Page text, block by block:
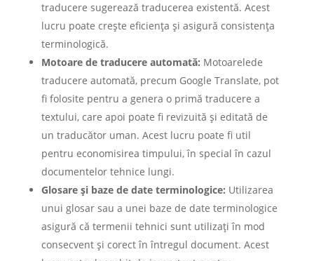
traducere sugerează traducerea existentă. Acest
lucru poate crește eficiența și asigură consistența
terminologică.
Motoare de traducere automată: Motoarelede
traducere automată, precum Google Translate, pot
fi folosite pentru a genera o primă traducere a
textului, care apoi poate fi revizuită și editată de
un traducător uman. Acest lucru poate fi util
pentru economisirea timpului, în special în cazul
documentelor tehnice lungi.
Glosare și baze de date terminologice: Utilizarea
unui glosar sau a unei baze de date terminologice
asigură că termenii tehnici sunt utilizați în mod
consecvent și corect în întregul document. Acest